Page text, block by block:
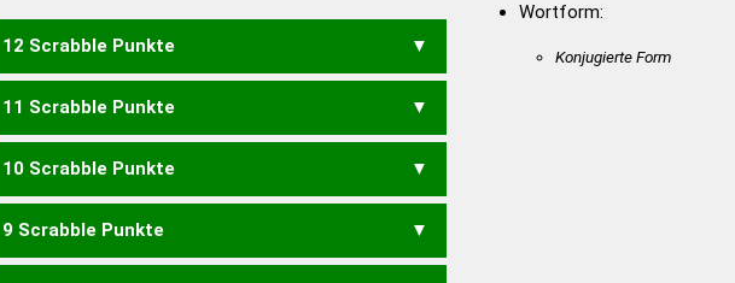
12 Scrabble Punkte
WIEGELND
11 Scrabble Punkte
WIEGELN GEWINDEN GEWUNDEN
10 Scrabble Punkte
LUDWIG WIEGEL WIEGLE
GEWINDE GEWINNE WEILEND WENDELN WENDIGE
9 Scrabble Punkte
Wortform:
Konjugierte Form